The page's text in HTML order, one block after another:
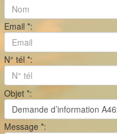
Email *:
N° tél *:
Objet *:
Message *: